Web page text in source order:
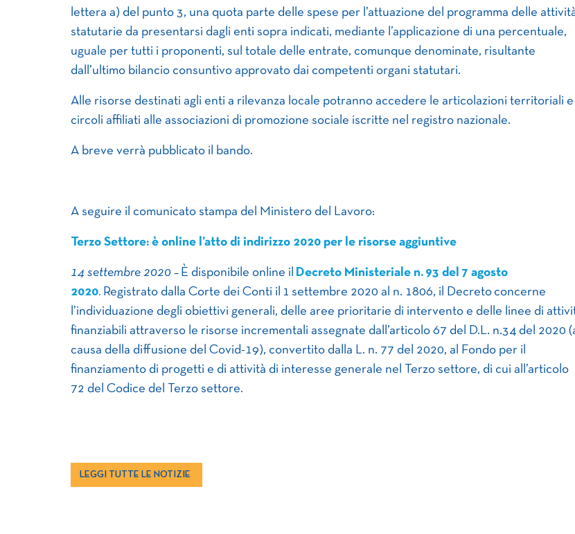
lettera a) del punto 3, una quota parte delle spese per l’attuazione del programma delle
statutarie da presentarsi dagli enti sopra indicati, mediante l’applicazione di una percentuale,
uguale per tutti i proponenti, sul totale delle entrate, comunque denominate, risultante
dall’ultimo bilancio consuntivo approvato dai competenti organi statutari.
Alle risorse destinati agli enti a rilevanza locale potranno accedere le articolazioni territoriali e
circoli affiliati alle associazioni di promozione sociale iscritte nel registro nazionale.
A breve verrà pubblicato il bando.
A seguire il comunicato stampa del Ministero del Lavoro:
Terzo Settore: è online l’atto di indirizzo 2020 per le risorse aggiuntive
14 settembre 2020 – È disponibile online il
Decreto Ministeriale n. 93 del 7 agosto
2020. Registrato dalla Corte dei Conti il 1 settembre 2020 al n. 1806, il Decreto concerne
l’individuazione degli obiettivi generali, delle aree prioritarie di intervento e delle linee di
finanziabili attraverso le risorse incrementali assegnate dall’articolo 67 del D.L. n.34 del 2020
causa della diffusione del Covid-19), convertito dalla L. n. 77 del 2020, al Fondo per il
finanziamento di progetti e di attività di interesse generale nel Terzo settore, di cui all’articolo
72 del Codice del Terzo settore.
LEGGI TUTTE LE NOTIZIE